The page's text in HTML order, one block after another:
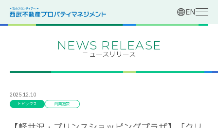
EN
NEWS RELEASE
ニュースリリース
2025.12.10
トピックス 商業施設